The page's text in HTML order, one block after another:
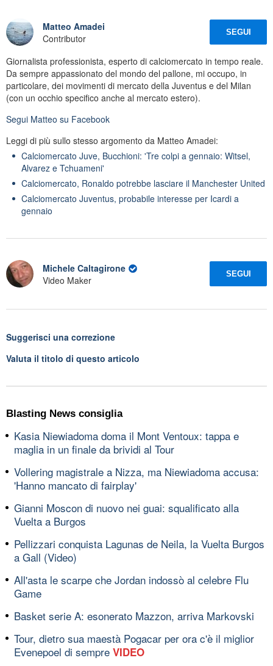
Matteo Amadei
Contributor
SEGUI
Giornalista professionista, esperto di calciomercato in tempo reale.
Da sempre appassionato del mondo del pallone, mi occupo, in
particolare, dei movimenti di mercato della Juventus e del Milan
(con un occhio specifico anche al mercato estero).
Segui Matteo su Facebook
Leggi di più sullo stesso argomento da Matteo Amadei:
Calciomercato Juve, Bucchioni: 'Tre colpi a gennaio: Witsel,
Alvarez e Tchuameni'
Calciomercato, Ronaldo potrebbe lasciare il Manchester United
Calciomercato Juventus, probabile interesse per Icardi a
gennaio
Michele Caltagirone
Video Maker
SEGUI
Suggerisci una correzione
Valuta il titolo di questo articolo
Blasting News consiglia
Kasia Niewiadoma doma il Mont Ventoux: tappa e
maglia in un finale da brividi al Tour
Vollering magistrale a Nizza, ma Niewiadoma accusa:
'Hanno mancato di fairplay'
Gianni Moscon di nuovo nei guai: squalificato alla
Vuelta a Burgos
Pellizzari conquista Lagunas de Neila, la Vuelta Burgos
a Gall (Video)
All'asta le scarpe che Jordan indossò al celebre Flu
Game
Basket serie A: esonerato Mazzon, arriva Markovski
Tour, dietro sua maestà Pogacar per ora c'è il miglior
Evenepoel di sempre VIDEO